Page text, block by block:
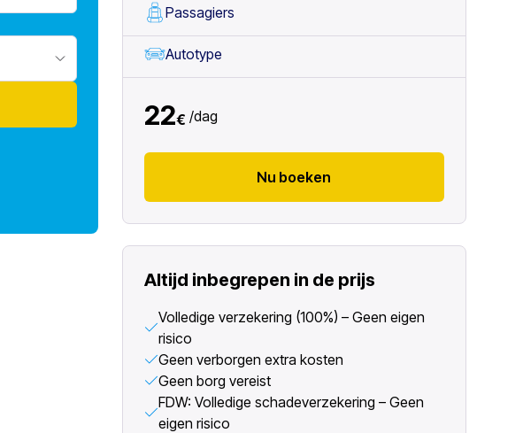
Passagiers
Autotype
22€ /dag
Nu boeken
Altijd inbegrepen in de prijs
Volledige verzekering (100%) – Geen eigen
risico
Geen verborgen extra kosten
Geen borg vereist
FDW: Volledige schadeverzekering – Geen
eigen risico